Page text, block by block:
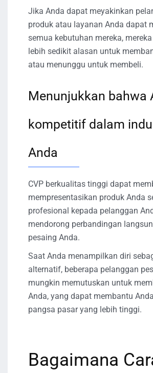
Jika Anda dapat meyakinkan
produk atau layanan Anda dapat
semua kebutuhan mereka,
lebih sedikit alasan untuk
atau menunggu untuk membeli.
Menunjukkan bahwa
kompetitif dalam
Anda
CVP berkualitas tinggi dapat
mempresentasikan produk Anda
profesional kepada pelanggan
mendorong perbandingan
pesaing Anda.
Saat Anda menampilkan diri
alternatif, beberapa pelanggan
mungkin memutuskan untuk
Anda, yang dapat membantu
pangsa pasar yang lebih tinggi.
Bagaimana